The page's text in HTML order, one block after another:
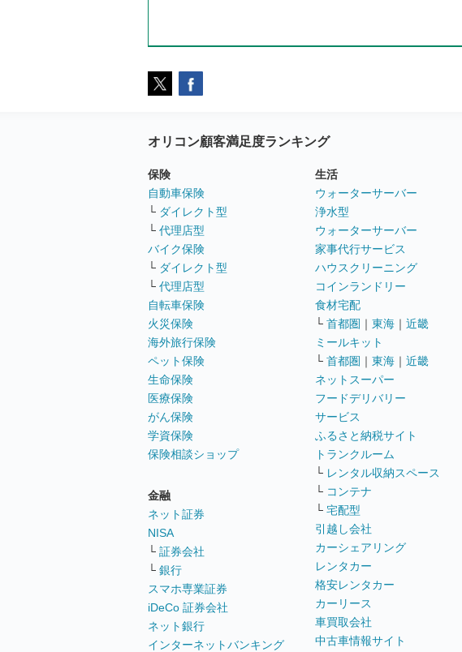
オリコン顧客満足度ランキング
保険
自動車保険
└ ダイレクト型
└ 代理店型
バイク保険
└ ダイレクト型
└ 代理店型
自転車保険
火災保険
海外旅行保険
ペット保険
生命保険
医療保険
がん保険
学資保険
保険相談ショップ
金融
ネット証券
NISA
└ 証券会社
└ 銀行
スマホ専業証券
iDeCo 証券会社
ネット銀行
インターネットバンキング
生活
ウォーターサーバー
浄水型
ウォーターサーバー
家事代行サービス
ハウスクリーニング
コインランドリー
食材宅配
└ 首都圏 ｜ 東海 ｜ 近畿
ミールキット
└ 首都圏 ｜ 東海 ｜ 近畿
ネットスーパー
フードデリバリー
サービス
ふるさと納税サイト
トランクルーム
└ レンタル収納スペース
└ コンテナ
└ 宅配型
引越し会社
カーシェアリング
レンタカー
格安レンタカー
カーリース
車買取会社
中古車情報サイト